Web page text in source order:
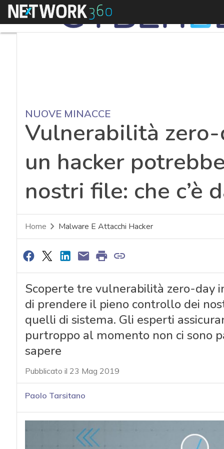
Menu
NUOVE MINACCE
Vulnerabilità
un hacker
nostri file: che c’è
Home Malware E Attacchi Hacker
Scoperte tre vulnerabilità zero-day
di prendere il pieno controllo dei
quelli di sistema. Gli esperti
purtroppo al momento non ci sono
sapere
Pubblicato il 23 Mag 2019
Paolo Tarsitano